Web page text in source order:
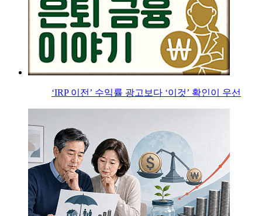
‘IRP 이전’ 수익률 광고보다 ‘이것’ 확인이 우선